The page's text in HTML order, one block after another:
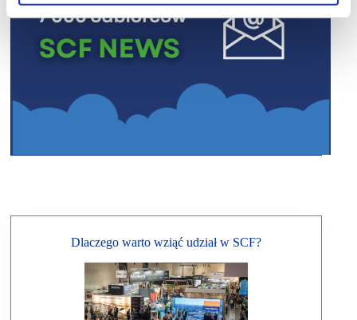
Dlaczego warto wziąć udział w SCF?